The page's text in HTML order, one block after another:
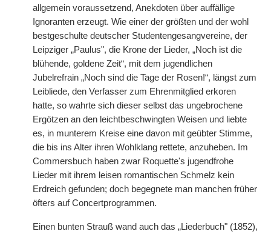
allgemein voraussetzend, Anekdoten über auffällige
Ignoranten erzeugt. Wie einer der größten und der wohl
bestgeschulte deutscher Studentengesangvereine, der
Leipziger „Paulus", die Krone der Lieder, „Noch ist die
blühende, goldene Zeit“, mit dem jugendlichen
Jubelrefrain „Noch sind die Tage der Rosen!“, längst zum
Leibliede, den Verfasser zum Ehrenmitglied erkoren
hatte, so wahrte sich dieser selbst das ungebrochene
Ergötzen an den leichtbeschwingten Weisen und liebte
es, in munterem Kreise eine davon mit geübter Stimme,
die bis ins Alter ihren Wohlklang rettete, anzuheben. Im
Commersbuch haben zwar Roquette's jugendfrohe
Lieder mit ihrem leisen romantischen Schmelz kein
Erdreich gefunden; doch begegnete man manchen früher
öfters auf Concertprogrammen.
Einen bunten Strauß wand auch das „Liederbuch" (1852),